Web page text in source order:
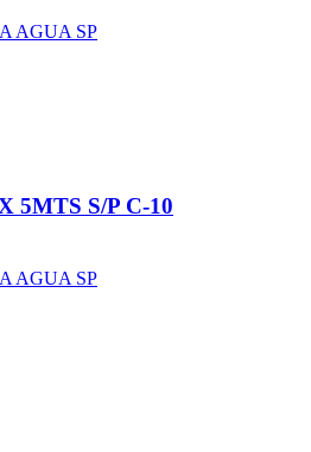
AGUA SP
5MTS S/P C-10
AGUA SP